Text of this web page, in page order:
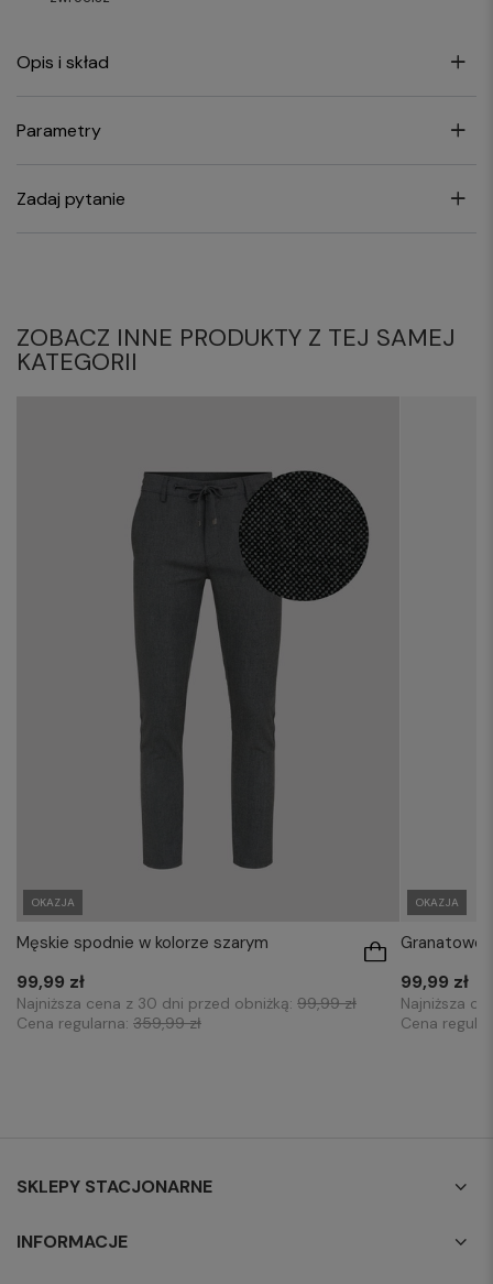
Opis i skład
Parametry
Zadaj pytanie
ZOBACZ INNE PRODUKTY Z TEJ SAMEJ
KATEGORII
OKAZJA
Męskie spodnie w kolorze szarym
99,99 zł
Najniższa cena z 30 dni przed obniżką: 99,99 zł
Cena regularna: 359,99 zł
OKAZJA
Granatowe
99,99 zł
Najniższa
Cena
SKLEPY STACJONARNE
INFORMACJE